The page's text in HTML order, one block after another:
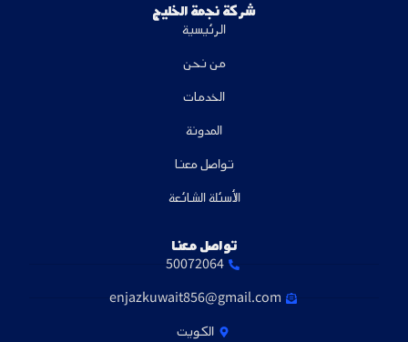
شركة نجمة الخليج
الرئيسية
من نحن
الخدمات
المدونة
تواصل معنا
الأسئلة الشائعة
تواصل معنا
50072064
enjazkuwait856@gmail.com
الكويت